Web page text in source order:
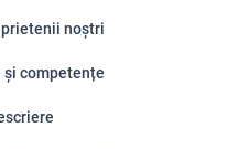
noștri
competențe